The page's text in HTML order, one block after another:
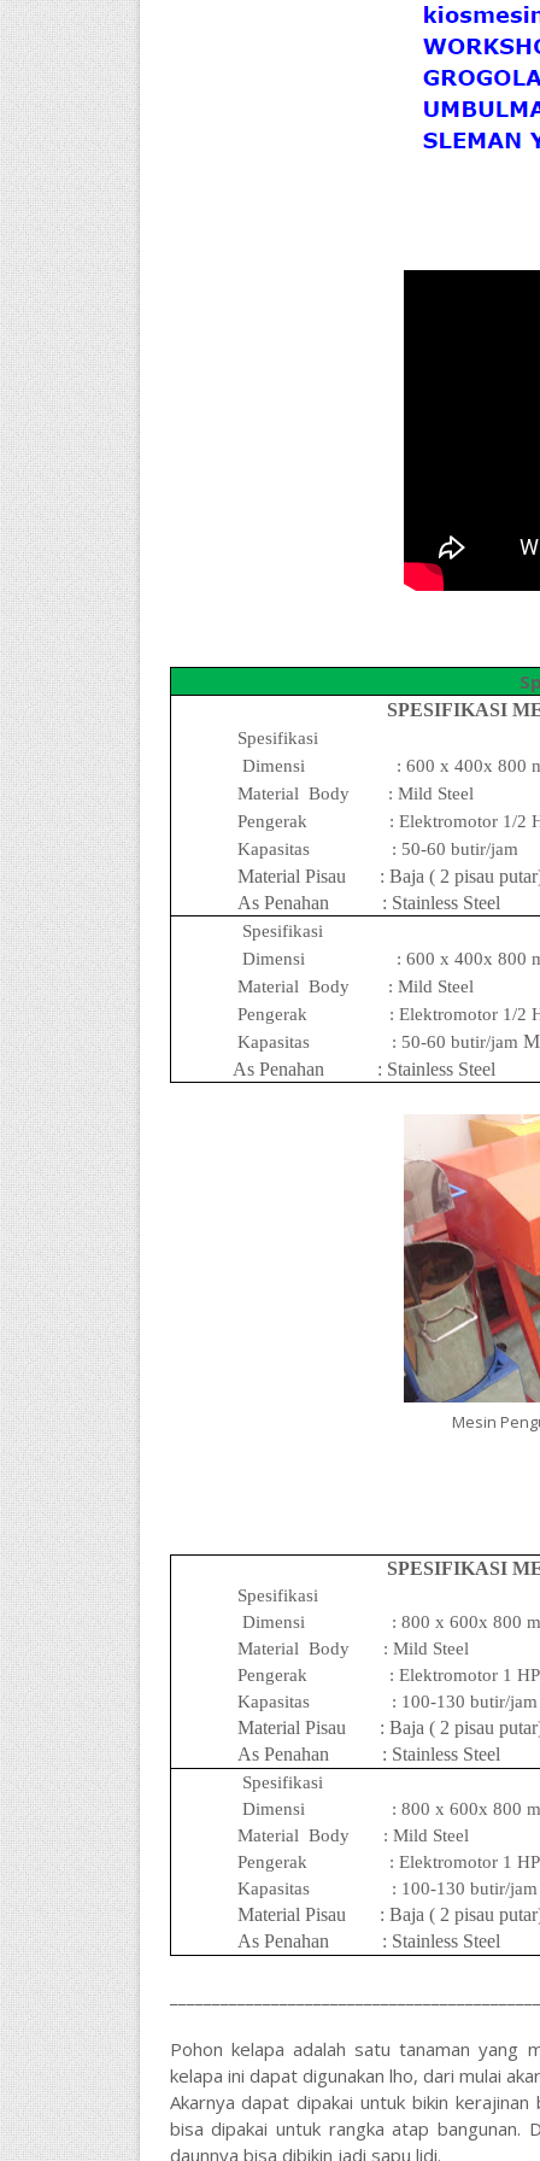
SPESIFIKASI
Spesifikasi
Dimensi
: 600 x 400x 800
Material Body
: Mild Steel
Pengerak
: Elektromotor 1/2
Kapasitas
: 50-60 butir/jam
Material Pisau
: Baja ( 2 pisau
As Penahan
: Stainless Steel
Spesifikasi
Dimensi
: 600 x 400x 800
Material Body
: Mild Steel
Pengerak
: Elektromotor 1/2
Kapasitas
: 50-60 butir/jam
As Penahan
: Stainless Steel
Mesin
SPESIFIKASI
Spesifikasi
Dimensi
: 800 x 600x 800
Material Body
: Mild Steel
Pengerak
: Elektromotor 1 HP
Kapasitas
: 100-130 butir/jam
Material Pisau
: Baja ( 2 pisau
As Penahan
: Stainless Steel
Spesifikasi
Dimensi
: 800 x 600x 800
Material Body
: Mild Steel
Pengerak
: Elektromotor 1 HP
Kapasitas
: 100-130 butir/jam
Material Pisau
: Baja ( 2 pisau
As Penahan
: Stainless Steel
Pohon kelapa adalah satu tanaman yang
kelapa ini dapat digunakan lho, dari mulai
Akarnya dapat dipakai untuk bikin
bisa dipakai untuk rangka atap bangunan.
daunnya bisa dibikin jadi sapu lidi.